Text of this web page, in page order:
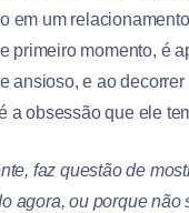
em um
primeiro momento, é
ansioso, e ao
a obsessão que ele
faz questão de
agora, ou porque